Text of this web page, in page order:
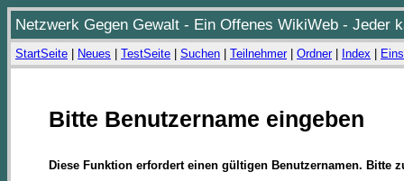
Netzwerk Gegen Gewalt - Ein Offenes WikiWeb - Jeder
StartSeite Neues TestSeite Suchen Teilnehmer| Ordner| Index
Bitte Benutzername eingeben
Diese Funktion erfordert einen gültigen Benutzernamen. Bitte